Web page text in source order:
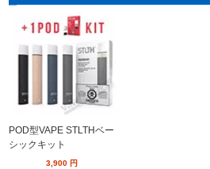
POD型VAPE STLTHベー
シックキット
3,900 円